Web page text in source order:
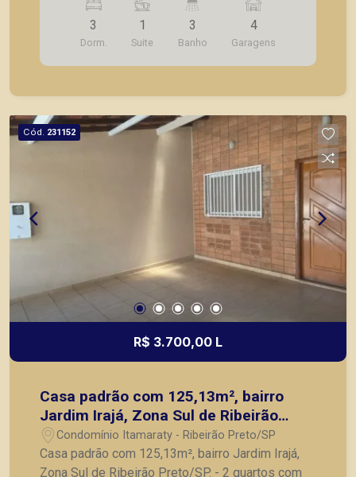
ducha; - Banheiro social; - Cozinha ; - Lavanderia;
- Varanda gourmet com churrasqueira; - 4 vagas
de garagem grandes; - Excelente casa com fino
acabamento. A Piramid tem como objetivo
ou mesmo nos principais lançamentos da cidade
de Ribeirão Preto.
3
Dorm.
1
Suite
3
Banho
4
Garagens
Cód. 231152
R$ 3.700,00 L
Casa padrão com 125,13m², bairro
Jardim Irajá, Zona Sul de Ribeirão
Preto/SP.
Condomínio Itamaraty - Ribeirão Preto/SP
Casa padrão com 125,13m², bairro Jardim Irajá,
Zona Sul de Ribeirão Preto/SP. - 2 quartos com